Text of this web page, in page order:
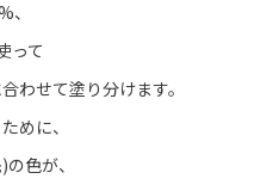
って
わせて塗り分けます。
めに、
色が、